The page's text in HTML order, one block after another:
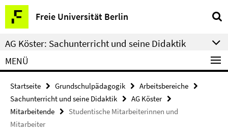
Springe
direkt
zu
Inhalt
Freie Universität Berlin
Service-
Navigation
AG Köster: Sachunterricht und seine Didaktik
MENÜ
Startseite Grundschulpädagogik
Arbeitsbereiche
Sachunterricht und seine Didaktik
AG Köster
Mitarbeitende
Studentische Mitarbeiterinnen und
Mitarbeiter